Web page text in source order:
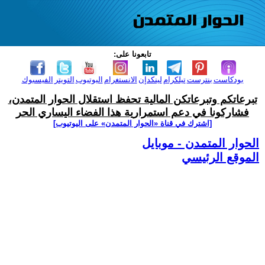
تابعونا على:
الفيسبوك التويتر اليوتيوب الانستغرام لينكدإن تيلكرامبنترست بودكاست
تبرعاتكم وتبرعاتكن المالية تحفظ استقلال الحوار المتمدن،
فشاركونا في دعم استمرارية هذا الفضاء اليساري الحر
[اشترك في قناة ‫«الحوار المتمدن» على اليوتيوب]
الحوار المتمدن - موبايل
الموقع الرئيسي